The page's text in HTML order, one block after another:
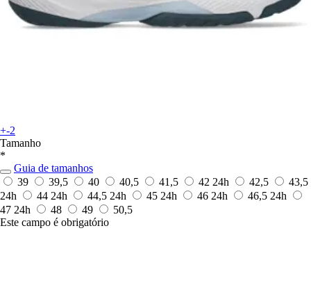
+-2
Tamanho
*
Guia de tamanhos
39
39,5 40 40,5 41,5 42 24h 42,5
43,5
24h
44 24h 44,5 24h 45 24h 46 24h 46,5 24h
47 24h 48 49
50,5
Este campo é obrigatório